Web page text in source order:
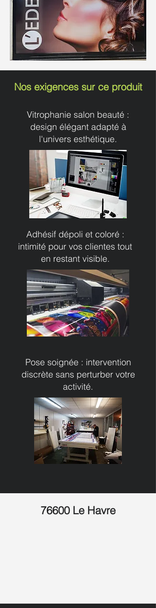
Nos exigences sur ce produit
Vitrophanie salon beauté :
design élégant adapté à
l'univers esthétique.
Adhésif dépoli et coloré :
intimité pour vos clientes tout
en restant visible.
Pose soignée : intervention
discrète sans perturber votre
activité.
76600 Le Havre